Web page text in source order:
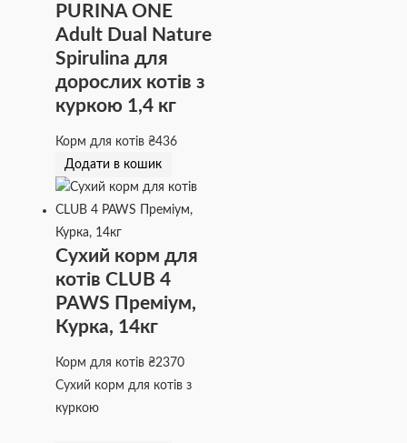
PURINA ONE
Adult Dual Nature
Spirulina для
дорослих котів з
куркою 1,4 кг
Корм для котів₴436
Додати в кошик
Сухий корм для
котів CLUB 4
PAWS Преміум,
Курка, 14кг
Корм для котів₴2370
Сухий корм для котів з
куркою